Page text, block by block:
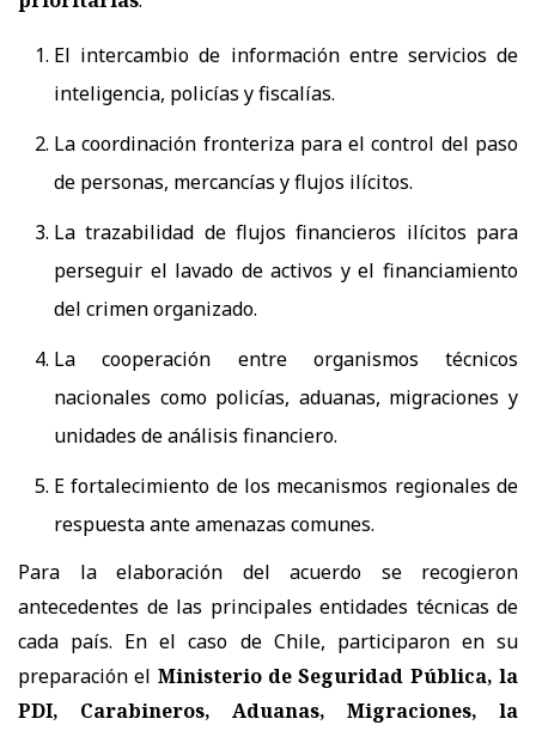
El intercambio de información entre servicios de
inteligencia, policías y fiscalías.
La coordinación fronteriza para el control del paso
de personas, mercancías y flujos ilícitos.
La trazabilidad de flujos financieros ilícitos para
perseguir el lavado de activos y el financiamiento
del crimen organizado.
La cooperación entre organismos técnicos
nacionales como policías, aduanas, migraciones y
unidades de análisis financiero.
E fortalecimiento de los mecanismos regionales de
respuesta ante amenazas comunes.
Para la elaboración del acuerdo se recogieron
antecedentes de las principales entidades técnicas de
cada país. En el caso de Chile, participaron en su
preparación el Ministerio de Seguridad Pública, la
PDI, Carabineros, Aduanas, Migraciones, la